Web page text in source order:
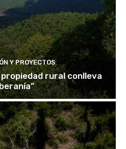
Y PROYECTOS
rural conlleva